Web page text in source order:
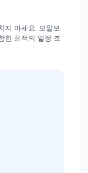
지 마세요. 모알보
한 최적의 일정 조